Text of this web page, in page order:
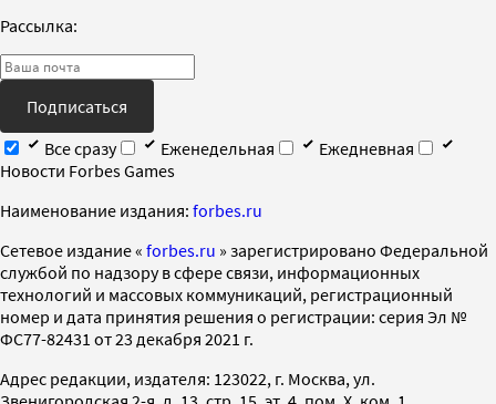
Рассылка:
Подписаться
Все сразу
Еженедельная
Ежедневная
Новости Forbes Games
Наименование издания: forbes.ru
Cетевое издание « forbes.ru » зарегистрировано Федеральной
службой по надзору в сфере связи, информационных
технологий и массовых коммуникаций, регистрационный
номер и дата принятия решения о регистрации: серия Эл №
ФС77-82431 от 23 декабря 2021 г.
Адрес редакции, издателя: 123022, г. Москва, ул.